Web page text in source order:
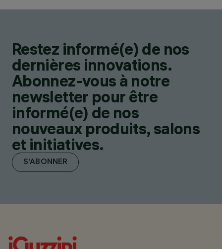
Restez informé(e) de nos
dernières innovations.
Abonnez-vous à notre
newsletter pour être
informé(e) de nos
nouveaux produits, salons
et initiatives.
S'ABONNER